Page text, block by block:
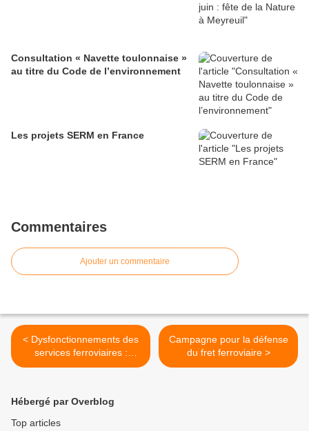
Consultation « Navette toulonnaise »
au titre du Code de l’environnement
Les projets SERM en France
Commentaires
Ajouter un commentaire
< Dysfonctionnements des
services ferroviaires :
conférence de presse de la
Campagne pour la défense
du fret ferroviaire >
Hébergé par Overblog
Top articles